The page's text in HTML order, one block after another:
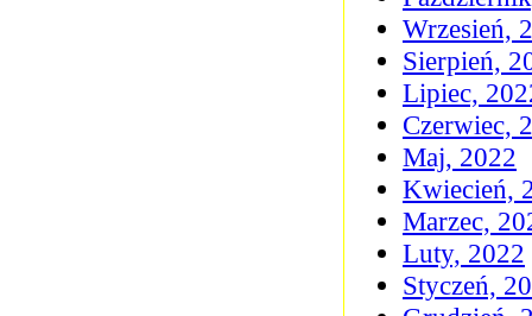
Wrzesień,
Sierpień,
Lipiec,
Czerwiec,
Maj, 2022
Kwiecień,
Marzec,
Luty, 2022
Styczeń,